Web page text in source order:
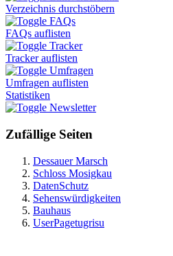
Verzeichnis durchstöbern
FAQs
FAQs auflisten
Tracker
Tracker auflisten
Umfragen
Umfragen auflisten
Statistiken
Newsletter
Zufällige Seiten
Dessauer Marsch
Schloss Mosigkau
DatenSchutz
Sehenswürdigkeiten
Bauhaus
UserPagetugrisu